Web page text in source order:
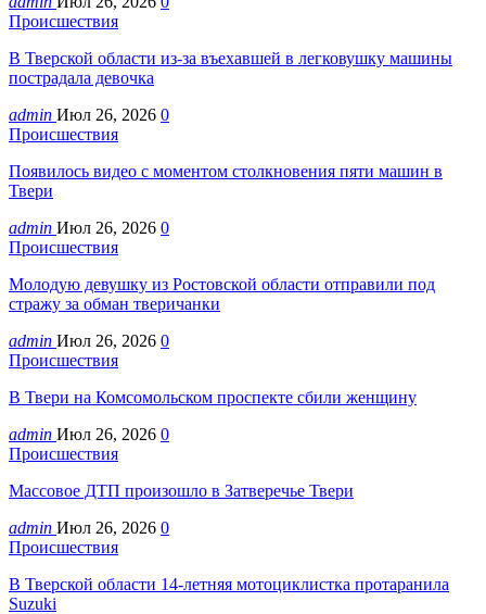
Происшествия
В Тверской области из-за въехавшей в легковушку машины
пострадала девочка
admin Июл 26, 2026 0
Происшествия
Появилось видео с моментом столкновения пяти машин в
Твери
admin Июл 26, 2026 0
Происшествия
Молодую девушку из Ростовской области отправили под
стражу за обман тверичанки
admin Июл 26, 2026 0
Происшествия
В Твери на Комсомольском проспекте сбили женщину
admin Июл 26, 2026 0
Происшествия
Массовое ДТП произошло в Затверечье Твери
admin Июл 26, 2026 0
Происшествия
В Тверской области 14-летняя мотоциклистка протаранила
Suzuki